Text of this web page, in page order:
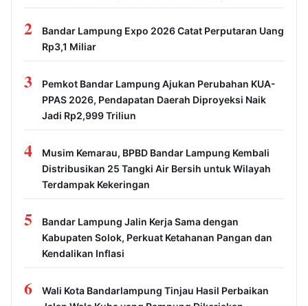
2
Bandar Lampung Expo 2026 Catat Perputaran Uang
Rp3,1 Miliar
3
Pemkot Bandar Lampung Ajukan Perubahan KUA-
PPAS 2026, Pendapatan Daerah Diproyeksi Naik
Jadi Rp2,999 Triliun
4
Musim Kemarau, BPBD Bandar Lampung Kembali
Distribusikan 25 Tangki Air Bersih untuk Wilayah
Terdampak Kekeringan
5
Bandar Lampung Jalin Kerja Sama dengan
Kabupaten Solok, Perkuat Ketahanan Pangan dan
Kendalikan Inflasi
6
Wali Kota Bandarlampung Tinjau Hasil Perbaikan